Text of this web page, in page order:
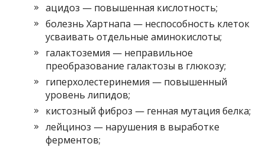
ацидоз — повышенная кислотность;
болезнь Хартнапа — неспособность клеток
усваивать отдельные аминокислоты;
галактоземия — неправильное
преобразование галактозы в глюкозу;
гиперхолестеринемия — повышенный
уровень липидов;
кистозный фиброз — генная мутация белка;
лейциноз — нарушения в выработке
ферментов;